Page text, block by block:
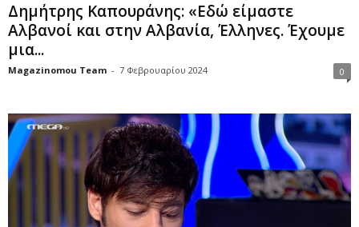
Δημήτρης Καπουράνης: «Εδώ είμαστε
Αλβανοί και στην Αλβανία, Έλληνες. Έχουμε
μια...
Magazinomou Team - 7 Φεβρουαρίου 2024 0